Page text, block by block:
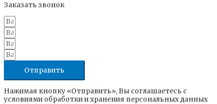
Заказать звонок
Отправить
Нажимая кнопку «Отправить», Вы соглашаетесь с
условиями обработки и хранения персональных данных